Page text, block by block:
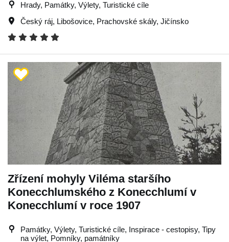
Hrady, Památky, Výlety, Turistické cíle
Český ráj, Libošovice, Prachovské skály, Jičínsko
Zřízení mohyly Viléma staršího
Konecchlumského z Konecchlumí v
Konecchlumí v roce 1907
Památky, Výlety, Turistické cíle, Inspirace - cestopisy, Tipy
na výlet, Pomníky, památníky